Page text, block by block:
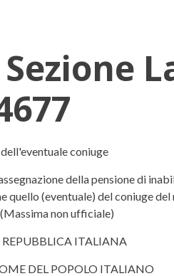
25
coniuge
della pensione di
quello (eventuale) del coniuge
non ufficiale)
REPUBBLICA ITALIANA
DEL POPOLO ITALIANO